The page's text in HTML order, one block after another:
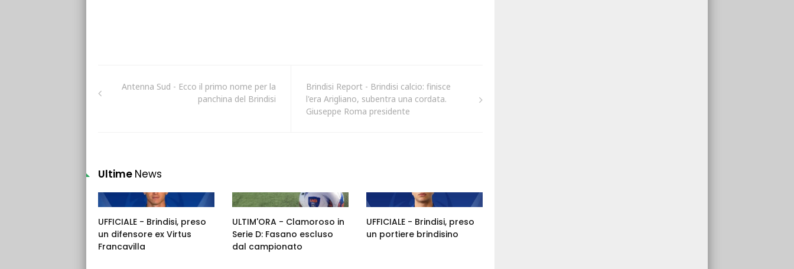
Antenna Sud - Ecco il primo nome per la
panchina del Brindisi
Brindisi Report - Brindisi calcio: finisce
l'era Arigliano, subentra una cordata.
Giuseppe Roma presidente
Ultime News
UFFICIALE - Brindisi, preso
un difensore ex Virtus
Francavilla
ULTIM'ORA - Clamoroso in
Serie D: Fasano escluso
dal campionato
UFFICIALE - Brindisi, preso
un portiere brindisino